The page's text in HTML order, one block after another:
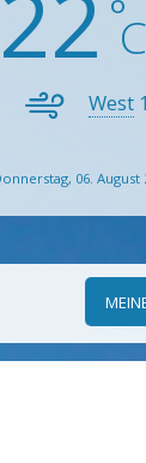
West
06. August